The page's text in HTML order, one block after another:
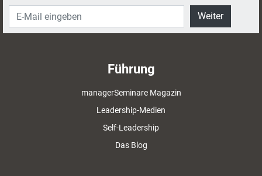
Weiter
Führung
managerSeminare Magazin
Leadership-Medien
Self-Leadership
Das Blog